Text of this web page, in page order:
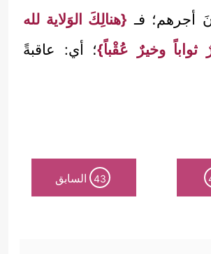
أجرهم؛ فـ {هنالِكَ الوَلاية لله
وخيرٌ عُقْباً}؛ أي: عاقبةً
43 السابق